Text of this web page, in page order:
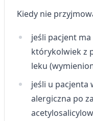
Kiedy nie
jeśli pacjent
którykolwiek z
leku
jeśli u pacjenta
alergiczna po